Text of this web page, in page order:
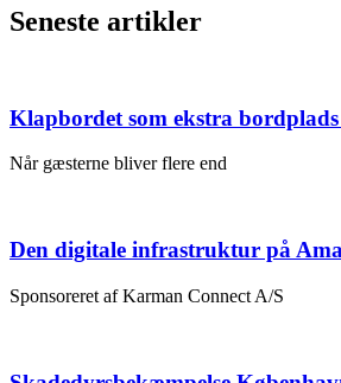
Seneste artikler
Klapbordet som ekstra
Når gæsterne bliver flere end
Den digitale infrastruktur på
Sponsoreret af Karman Connect A/S